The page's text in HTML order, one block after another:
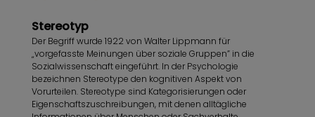
Stereotyp
Der Begriff wurde 1922 von Walter Lippmann für
„vorgefasste Meinungen über soziale Gruppen” in die
Sozialwissenschaft eingeführt. In der Psychologie
bezeichnen Stereotype den kognitiven Aspekt von
Vorurteilen. Stereotype sind Kategorisierungen oder
Eigenschaftszuschreibungen, mit denen alltägliche